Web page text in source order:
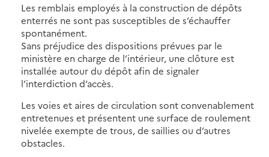
Les remblais employés à la construction de dépôts
enterrés ne sont pas susceptibles de s’échauffer
spontanément.
Sans préjudice des dispositions prévues par le
ministère en charge de l’intérieur, une clôture est
installée autour du dépôt afin de signaler
l’interdiction d’accès.
Les voies et aires de circulation sont convenablement
entretenues et présentent une surface de roulement
nivelée exempte de trous, de saillies ou d’autres
obstacles.